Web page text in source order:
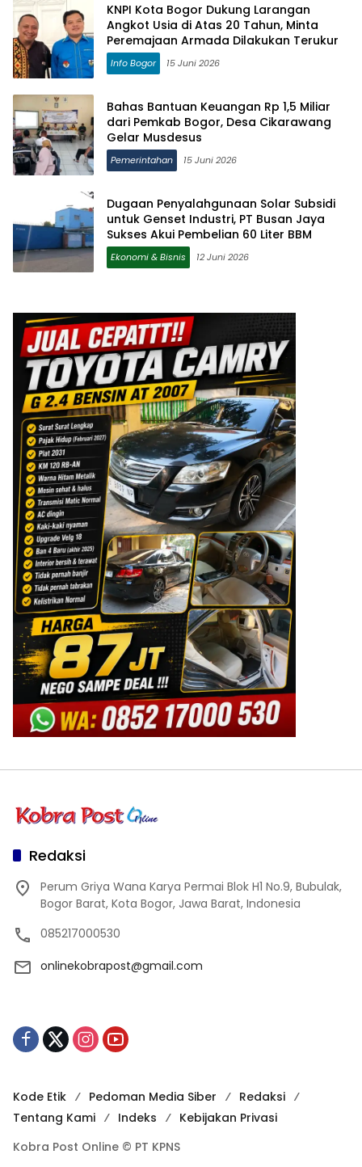
KNPI Kota Bogor Dukung Larangan
Angkot Usia di Atas 20 Tahun, Minta
Peremajaan Armada Dilakukan Terukur
Info Bogor 15 Juni 2026
Bahas Bantuan Keuangan Rp 1,5 Miliar
dari Pemkab Bogor, Desa Cikarawang
Gelar Musdesus
Pemerintahan 15 Juni 2026
Dugaan Penyalahgunaan Solar Subsidi
untuk Genset Industri, PT Busan Jaya
Sukses Akui Pembelian 60 Liter BBM
Ekonomi & Bisnis 12 Juni 2026
Redaksi
Perum Griya Wana Karya Permai Blok H1 No.9, Bubulak,
Bogor Barat, Kota Bogor, Jawa Barat, Indonesia
085217000530
onlinekobrapost@gmail.com
Kode Etik Pedoman Media Siber
Redaksi
Tentang Kami
Indeks
Kebijakan Privasi
Kobra Post Online © PT KPNS